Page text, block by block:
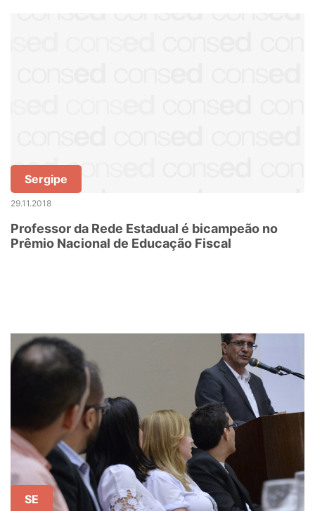
Sergipe
29.11.2018
Professor da Rede Estadual é bicampeão no
Prêmio Nacional de Educação Fiscal
SE